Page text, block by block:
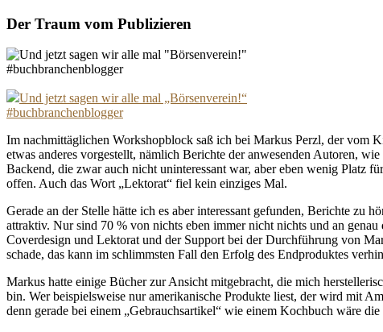
Der Traum vom Publizieren
Und jetzt sagen wir alle mal „Börsenverein!“
#buchbranchenblogger
Im nachmittäglichen Workshopblock saß ich bei Markus Perzl, der vom
etwas anderes vorgestellt, nämlich Berichte der anwesenden Autoren,
Backend, die zwar auch nicht uninteressant war, aber eben wenig
offen. Auch das Wort „Lektorat“ fiel kein einziges Mal.
Gerade an der Stelle hätte ich es aber interessant gefunden, Berichte zu
attraktiv. Nur sind 70 % von nichts eben immer nicht nichts und an
Coverdesign und Lektorat und der Support bei der Durchführung von
schade, das kann im schlimmsten Fall den Erfolg des Endproduktes
Markus hatte einige Bücher zur Ansicht mitgebracht, die mich
bin. Wer beispielsweise nur amerikanische Produkte liest, der wird mit
denn gerade bei einem „Gebrauchsartikel“ wie einem Kochbuch wäre die